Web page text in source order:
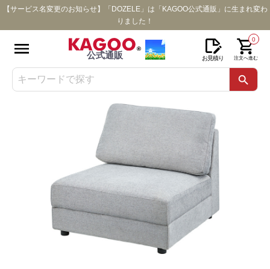
【サービス名変更のお知らせ】「DOZELE」は「KAGOO公式通販」に生まれ変わ
りました！
公式通販 お見積り
0
注文へ進む